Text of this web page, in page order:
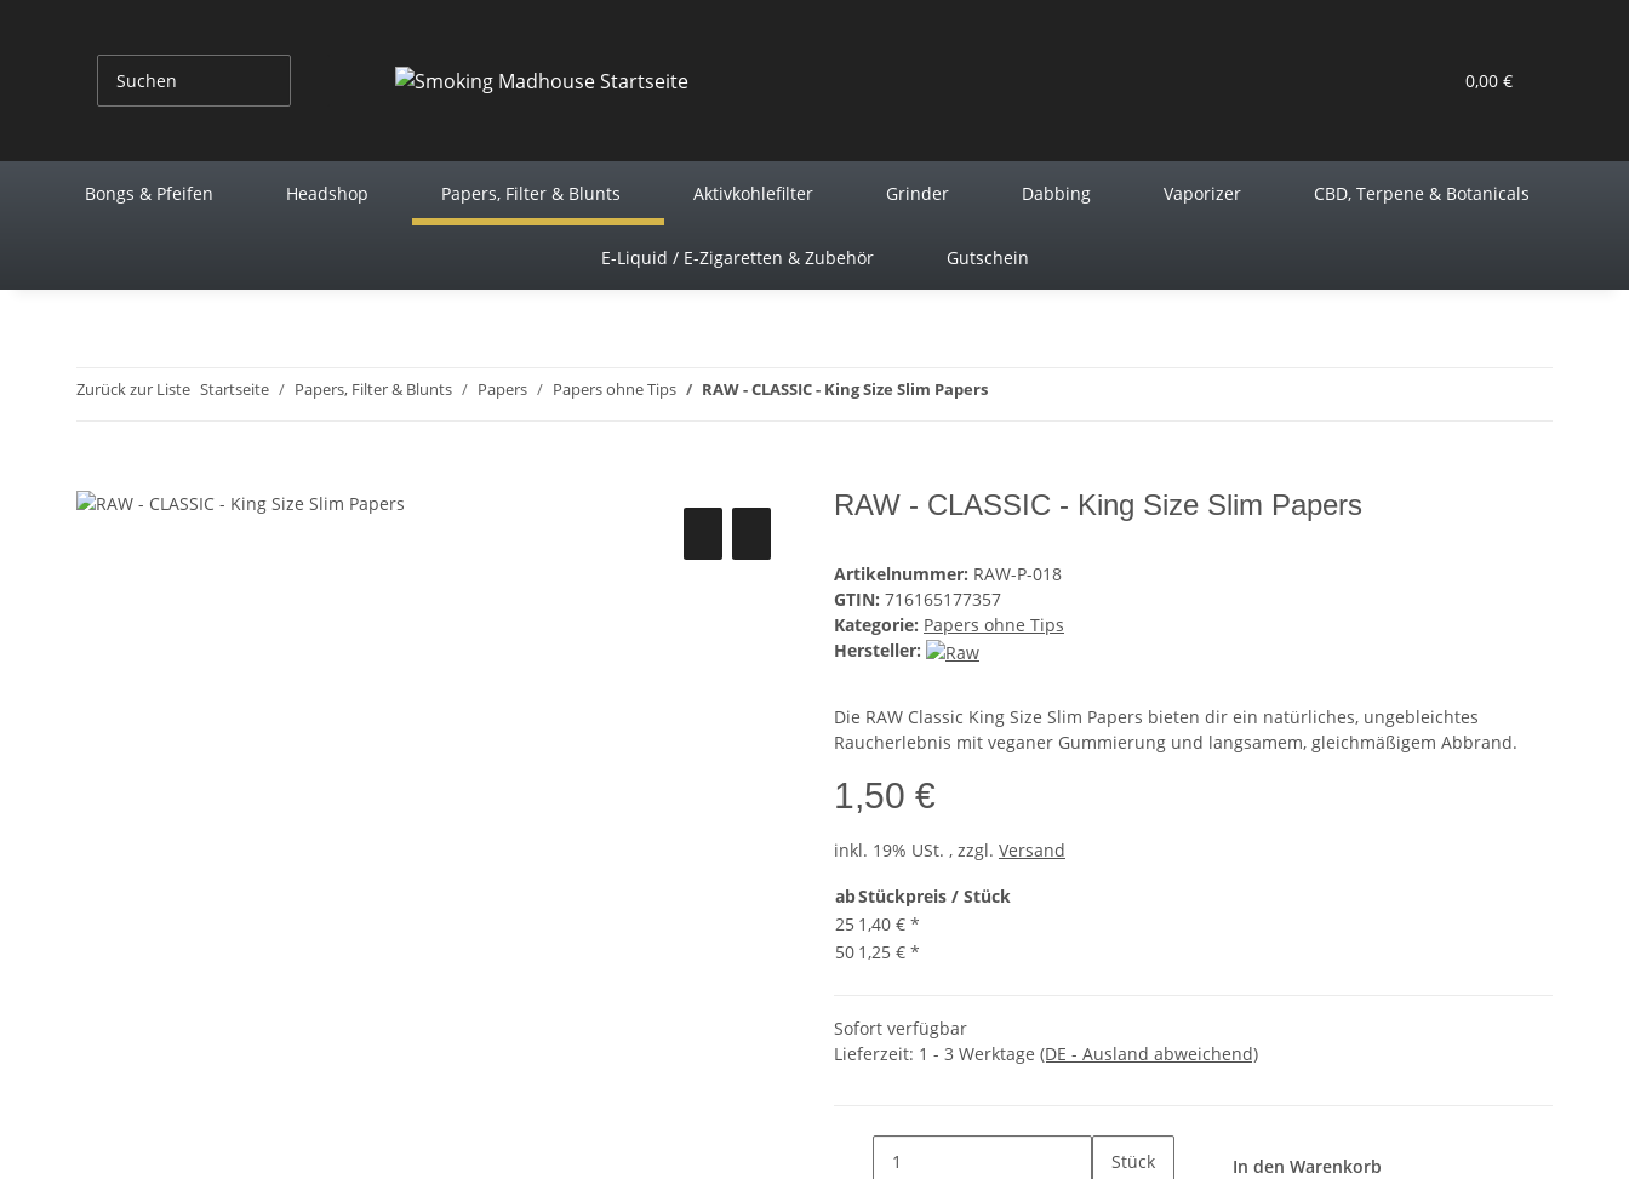
0,00 €
Bongs & Pfeifen Headshop Papers, Filter & Blunts Aktivkohlefilter Grinder Dabbing Vaporizer CBD, Terpene & Botanicals
E-Liquid / E-Zigaretten & Zubehör Gutschein
Zurück zur Liste Startseite Papers, Filter & Blunts Papers Papers ohne Tips RAW - CLASSIC - King Size Slim Papers
RAW - CLASSIC - King Size Slim Papers
Artikelnummer: RAW-P-018
GTIN: 716165177357
Kategorie: Papers ohne Tips
Hersteller:
Die RAW Classic King Size Slim Papers bieten dir ein natürliches, ungebleichtes
Raucherlebnis mit veganer Gummierung und langsamem, gleichmäßigem Abbrand.
1,50 €
inkl. 19% USt. , zzgl. Versand
abStückpreis / Stück
25 1,40 € *
50 1,25 € *
Sofort verfügbar
Lieferzeit: 1 - 3 Werktage (DE - Ausland abweichend)
Stück In den Warenkorb